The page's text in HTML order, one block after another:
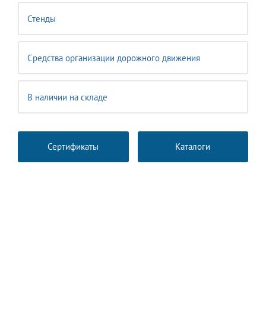
Стенды
Средства организации дорожного движения
В наличии на складе
Сертификаты Каталоги